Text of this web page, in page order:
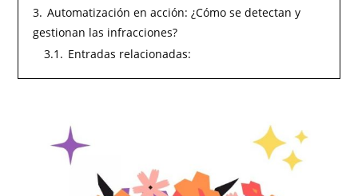
3. Automatización en acción: ¿Cómo se detectan y
gestionan las infracciones?
3.1. Entradas relacionadas: